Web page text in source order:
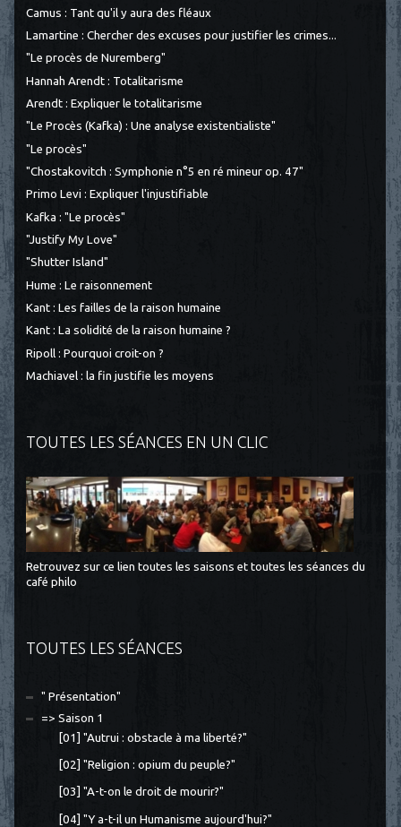
Camus : Tant qu'il y aura des fléaux
Lamartine : Chercher des excuses pour justifier les crimes...
"Le procès de Nuremberg"
Hannah Arendt : Totalitarisme
Arendt : Expliquer le totalitarisme
"Le Procès (Kafka) : Une analyse existentialiste"
"Le procès"
"Chostakovitch : Symphonie n°5 en ré mineur op. 47"
Primo Levi : Expliquer l'injustifiable
Kafka : "Le procès"
"Justify My Love"
"Shutter Island"
Hume : Le raisonnement
Kant : Les failles de la raison humaine
Kant : La solidité de la raison humaine ?
Ripoll : Pourquoi croit-on ?
Machiavel : la fin justifie les moyens
TOUTES LES SÉANCES EN UN CLIC
Retrouvez sur ce lien toutes les saisons et toutes les séances du
café philo
TOUTES LES SÉANCES
" Présentation"
=> Saison 1
[01] "Autrui : obstacle à ma liberté?"
[02] "Religion : opium du peuple?"
[03] "A-t-on le droit de mourir?"
[04] "Y a-t-il un Humanisme aujourd'hui?"